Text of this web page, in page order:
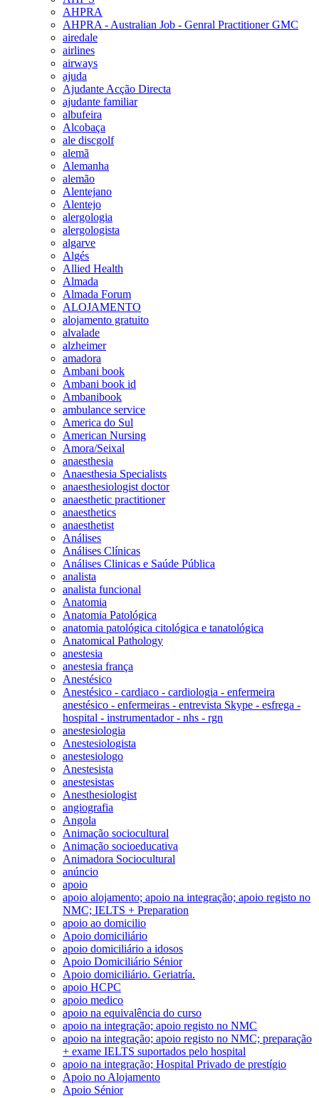
AHPRA
AHPRA - Australian Job - Genral Practitioner GMC
airedale
airlines
airways
ajuda
Ajudante Acção Directa
ajudante familiar
albufeira
Alcobaça
ale discgolf
alemã
Alemanha
alemão
Alentejano
Alentejo
alergologia
alergologista
algarve
Algés
Allied Health
Almada
Almada Forum
ALOJAMENTO
alojamento gratuito
alvalade
alzheimer
amadora
Ambani book
Ambani book id
Ambanibook
ambulance service
America do Sul
American Nursing
Amora/Seixal
anaesthesia
Anaesthesia Specialists
anaesthesiologist doctor
anaesthetic practitioner
anaesthetics
anaesthetist
Análises
Análises Clínicas
Análises Clinicas e Saúde Pública
analista
analista funcional
Anatomia
Anatomia Patológica
anatomia patológica citológica e tanatológica
Anatomical Pathology
anestesia
anestesia frança
Anestésico
Anestésico - cardiaco - cardiologia - enfermeira
anestésico - enfermeiras - entrevista Skype - esfrega -
hospital - instrumentador - nhs - rgn
anestesiologia
Anestesiologista
anestesiologo
Anestesista
anestesistas
Anesthesiologist
angiografia
Angola
Animação sociocultural
Animação socioeducativa
Animadora Sociocultural
anúncio
apoio
apoio alojamento; apoio na integração; apoio registo no
NMC; IELTS + Preparation
apoio ao domicilio
Apoio domiciliário
apoio domiciliário a idosos
Apoio Domiciliário Sénior
Apoio domiciliário. Geriatría.
apoio HCPC
apoio medico
apoio na equivalência do curso
apoio na integração; apoio registo no NMC
apoio na integração; apoio registo no NMC; preparação
+ exame IELTS suportados pelo hospital
apoio na integração; Hospital Privado de prestígio
Apoio no Alojamento
Apoio Sénior